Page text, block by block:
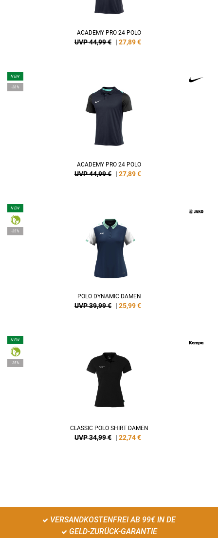
ACADEMY PRO 24 POLO
UVP 44,99 € | 27,89€
NEW
-38%
ACADEMY PRO 24 POLO
UVP 44,99 € | 27,89€
NEW
-35%
POLO DYNAMIC DAMEN
UVP 39,99 € | 25,99€
NEW
-35%
CLASSIC POLO SHIRT DAMEN
UVP 34,99 € | 22,74€
VERSANDKOSTENFREI AB 99€ IN DE
GELD-ZURÜCK-GARANTIE